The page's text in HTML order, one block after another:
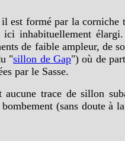
est formé par la
inhabituellement
de faible ampleur, de
"sillon de Gap") où de
par le Sasse.
trace de sillon
(sans doute à